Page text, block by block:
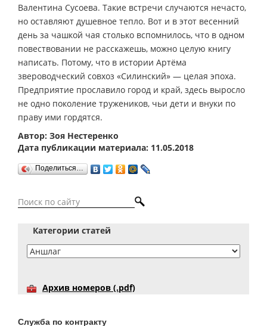
Валентина Сусоева. Такие встречи случаются нечасто,
но оставляют душевное тепло. Вот и в этот весенний
день за чашкой чая столько вспомнилось, что в одном
повествовании не расскажешь, можно целую книгу
написать. Потому, что в истории Артёма
звероводческий совхоз «Силинский» — целая эпоха.
Предприятие прославило город и край, здесь выросло
не одно поколение тружеников, чьи дети и внуки по
праву ими гордятся.
Автор: Зоя Нестеренко
Дата публикации материала: 11.05.2018
Поделиться…
Категории статей
Архив номеров (.pdf)
Служба по контракту